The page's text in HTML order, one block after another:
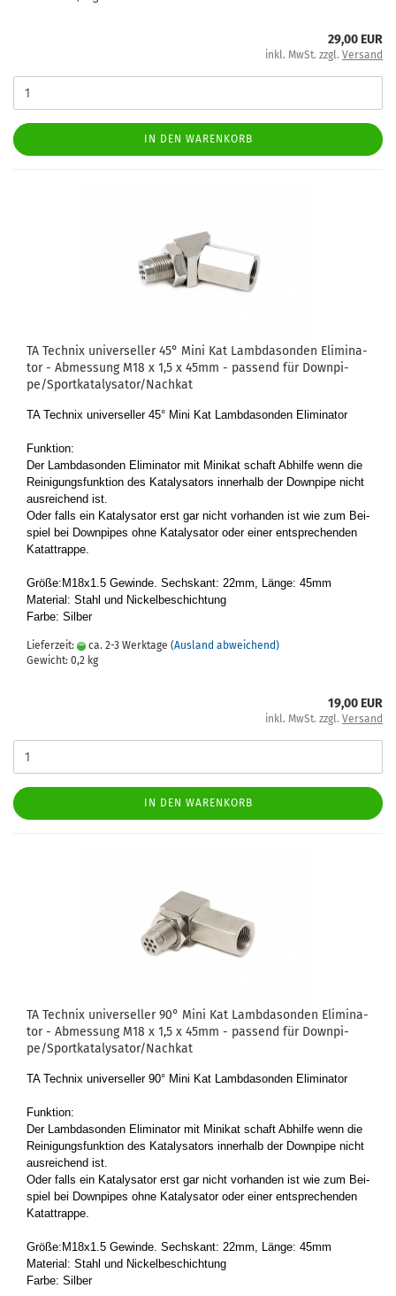
29,00 EUR
inkl. MwSt. zzgl. Versand
IN DEN WARENKORB
TA Tech­nix uni­ver­sel­ler 45° Mini Kat Lamb­da­son­den Eli­mi­na­
tor - Ab­mes­sung M18 x 1,5 x 45mm - pas­send für Down­pi­
pe/Sport­ka­ta­ly­sa­tor/Nach­kat
TA Tech­nix uni­ver­sel­ler 45° Mini Kat Lamb­da­son­den Eli­mi­na­tor
Funk­ti­on:
Der Lamb­da­son­den Eli­mi­na­tor mit Mi­ni­kat schaft Ab­hil­fe wenn die
Rei­ni­gungs­funk­ti­on des Ka­ta­ly­sa­tors in­ner­halb der Down­pi­pe nicht
aus­rei­chend ist.
Oder falls ein Ka­ta­ly­sa­tor erst gar nicht vor­han­den ist wie zum Bei­
spiel bei Down­pipes ohne Ka­ta­ly­sa­tor oder einer ent­spre­chen­den
Ka­tat­trap­pe.
Größe:M18x1.5 Ge­win­de. Sechs­kant: 22mm, Länge: 45mm
Ma­te­ri­al: Stahl und Ni­ckel­be­schich­tung
Farbe: Sil­ber
Lieferzeit: ca. 2-3 Werktage (Ausland abweichend)
Gewicht: 0,2 kg
19,00 EUR
inkl. MwSt. zzgl. Versand
IN DEN WARENKORB
TA Tech­nix uni­ver­sel­ler 90° Mini Kat Lamb­da­son­den Eli­mi­na­
tor - Ab­mes­sung M18 x 1,5 x 45mm - pas­send für Down­pi­
pe/Sport­ka­ta­ly­sa­tor/Nach­kat
TA Tech­nix uni­ver­sel­ler 90° Mini Kat Lamb­da­son­den Eli­mi­na­tor
Funk­ti­on:
Der Lamb­da­son­den Eli­mi­na­tor mit Mi­ni­kat schaft Ab­hil­fe wenn die
Rei­ni­gungs­funk­ti­on des Ka­ta­ly­sa­tors in­ner­halb der Down­pi­pe nicht
aus­rei­chend ist.
Oder falls ein Ka­ta­ly­sa­tor erst gar nicht vor­han­den ist wie zum Bei­
spiel bei Down­pipes ohne Ka­ta­ly­sa­tor oder einer ent­spre­chen­den
Ka­tat­trap­pe.
Größe:M18x1.5 Ge­win­de. Sechs­kant: 22mm, Länge: 45mm
Ma­te­ri­al: Stahl und Ni­ckel­be­schich­tung
Farbe: Sil­ber